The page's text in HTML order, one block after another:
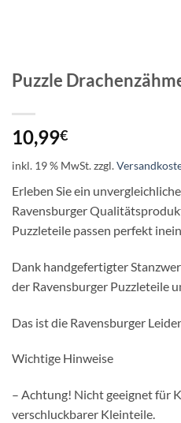
Puzzle
10,99€
inkl. 19 % MwSt.zzgl.
Erleben Sie ein
Ravensburger
Puzzleteile passen perfekt
Dank handgefertigter
der Ravensburger Puzzleteile
Das ist die Ravensburger
Wichtige Hinweise
– Achtung! Nicht geeignet für
verschluckbarer Kleinteile.